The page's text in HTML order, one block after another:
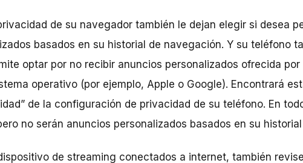
de su navegador también le dejan elegir si desea
basados en su historial de navegación. Y su teléfono
optar por no recibir anuncios personalizados ofrecida por
operativo (por ejemplo, Apple o Google). Encontrará
de la configuración de privacidad de su teléfono. En
no serán anuncios personalizados basados en su
de streaming conectados a internet, también